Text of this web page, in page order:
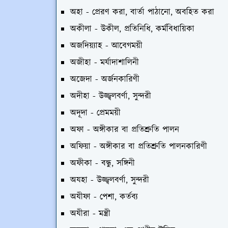
অহা - প্রেরণ করা, বার্তা পাঠানো, অবহিত করা
অকীলা - উকীল, প্রতিনিধি, কর্মবিধায়িকা
অজদিয়্যাহ - আবেগময়ী
অজীহা - মর্যাদাশালিনী
অজেদা - অর্জনকারিণী
অদীহা - উজ্জ্বলবর্ণা, সুন্দরী
অদূদা - প্রেমময়ী
অফা - অঙ্গীকার বা প্রতিশ্রুতি পালন
অফিয়া - অঙ্গীকার বা প্রতিশ্রুতি পালনকারিণী
অফীকা - বন্ধু, সঙ্গিনী
অযহা - উজ্জ্বলবর্ণা, সুন্দরী
অযীফা - পেশা, কর্তব্য
অযীরা - মন্ত্রী